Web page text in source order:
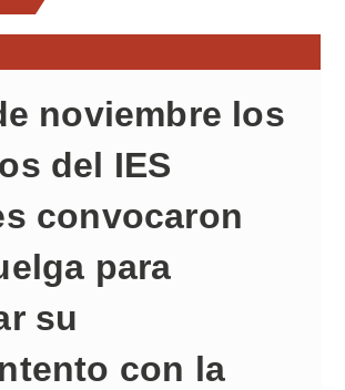
noviembre los
del IES
convocaron
para
su
con la